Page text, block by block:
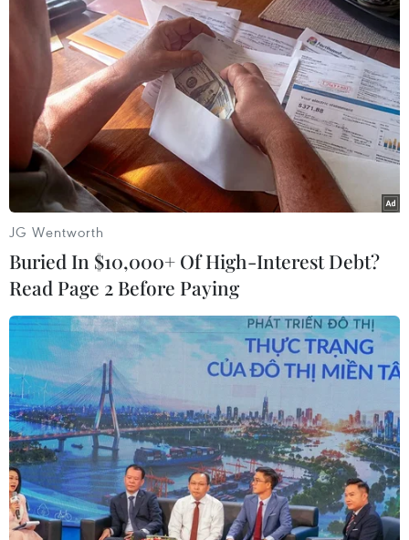
#Facebook #Đồng tiền điện tử
#Mạng xã hội
#Stablecoin
Theo dõi VietnamPlus
TIN LIÊN QUAN
JG Wentworth
Buried In $10,000+ Of High-Interest Debt?
Read Page 2 Before Paying